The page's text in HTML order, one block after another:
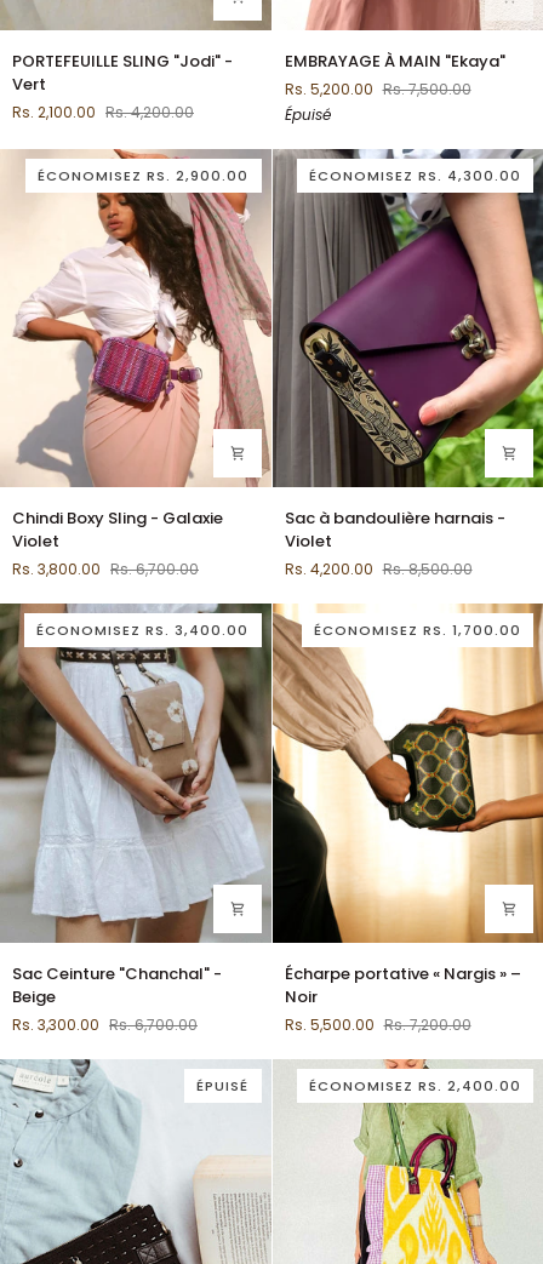
PORTEFEUILLE
SLING
"Jodi"
-
PORTEFEUILLE SLING "Jodi" -
Vert
Rs. 2,100.00 Rs. 4,200.00
EMBRAYAGE
À
MAIN
"Ekaya"
EMBRAYAGE À MAIN "Ekaya"
Rs. 5,200.00 Rs. 7,500.00
Épuisé
ÉCONOMISEZRS. 2,900.00
Chindi
Boxy
Sling
-
Galaxie
Violet
Chindi Boxy Sling - Galaxie
Violet
Rs. 3,800.00 Rs. 6,700.00
ÉCONOMISEZ RS. 4,300.00
Sac
à
bandoulière
harnais
-
Violet
Sac à bandoulière harnais -
Violet
Rs. 4,200.00 Rs. 8,500.00
ÉCONOMISEZRS. 3,400.00
Ceinture
"Chanchal"
-
Beige
Sac Ceinture "Chanchal" -
Beige
Rs. 3,300.00 Rs. 6,700.00
ÉCONOMISEZ RS. 1,700.00
Écharpe
portative
«
Nargis
»
Noir
Écharpe portative « Nargis » –
Noir
Rs. 5,500.00 Rs. 7,200.00
ÉPUISÉ ÉCONOMISEZ RS. 2,400.00